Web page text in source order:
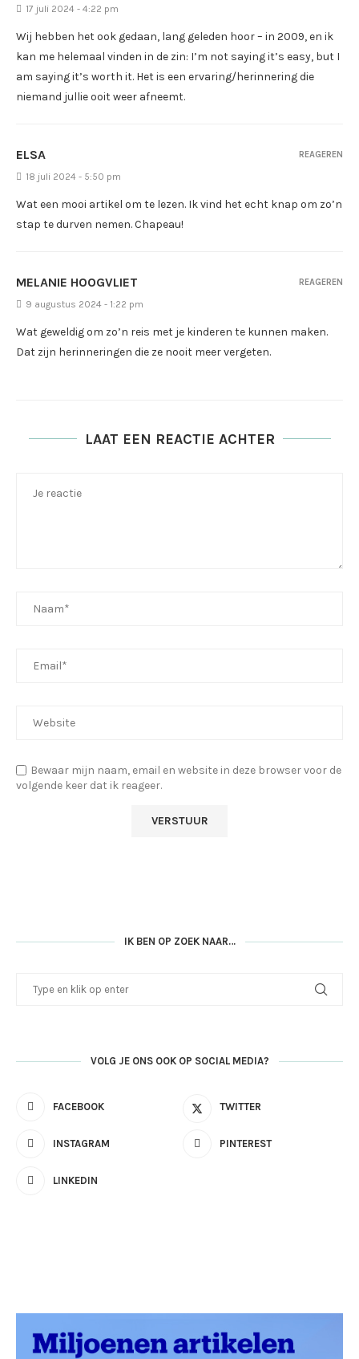
17 juli 2024 - 4:22 pm
Wij hebben het ook gedaan, lang geleden hoor – in 2009, en ik
kan me helemaal vinden in de zin: I’m not saying it’s easy, but I
am saying it’s worth it. Het is een ervaring/herinnering die
niemand jullie ooit weer afneemt.
ELSA
18 juli 2024 - 5:50 pm
Wat een mooi artikel om te lezen. Ik vind het echt knap om zo’n
stap te durven nemen. Chapeau!
REAGEREN
MELANIE HOOGVLIET
9 augustus 2024 - 1:22 pm
Wat geweldig om zo’n reis met je kinderen te kunnen maken.
Dat zijn herinneringen die ze nooit meer vergeten.
REAGEREN
LAAT EEN REACTIE ACHTER
Bewaar mijn naam, email en website in deze browser voor de
volgende keer dat ik reageer.
IK BEN OP ZOEK NAAR…
VOLG JE ONS OOK OP SOCIAL MEDIA?
FACEBOOK TWITTER
INSTAGRAM PINTEREST
LINKEDIN